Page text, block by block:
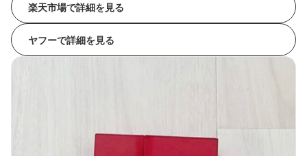
楽天市場で詳細を見る
ヤフーで詳細を見る